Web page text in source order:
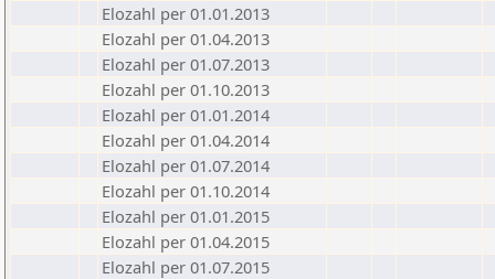
Elozahl per 01.01.2013
Elozahl per 01.04.2013
Elozahl per 01.07.2013
Elozahl per 01.10.2013
Elozahl per 01.01.2014
Elozahl per 01.04.2014
Elozahl per 01.07.2014
Elozahl per 01.10.2014
Elozahl per 01.01.2015
Elozahl per 01.04.2015
Elozahl per 01.07.2015